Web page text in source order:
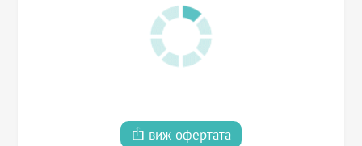
виж офертата